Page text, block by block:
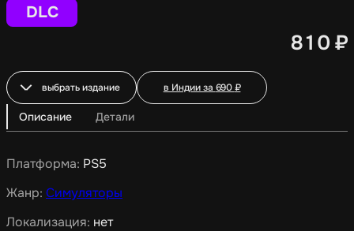
DLC
810 ₽
выбрать издание в Индии за 690₽
Описание Детали
Платформа: PS5
Жанр: Симуляторы
Локализация: нет